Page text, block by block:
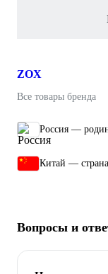
ZOX
Все товары бренда
Россия —
Китай —
Вопросы и